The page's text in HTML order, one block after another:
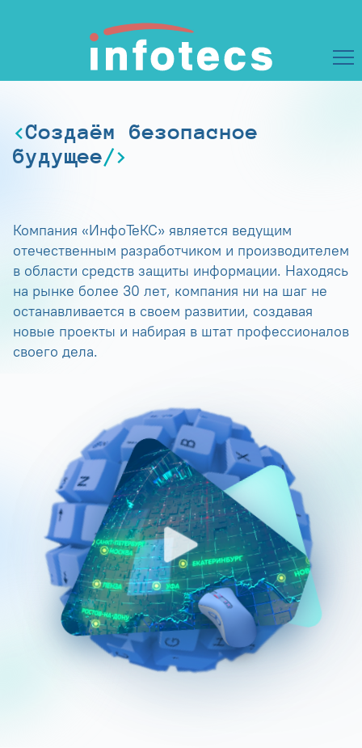
Создаём безопасное
будущее
Компания «ИнфоТеКС» является ведущим
отечественным разработчиком и производителем
в области средств защиты информации. Находясь
на рынке более 30 лет, компания ни на шаг не
останавливается в своем развитии, создавая
новые проекты и набирая в штат профессионалов
своего дела.